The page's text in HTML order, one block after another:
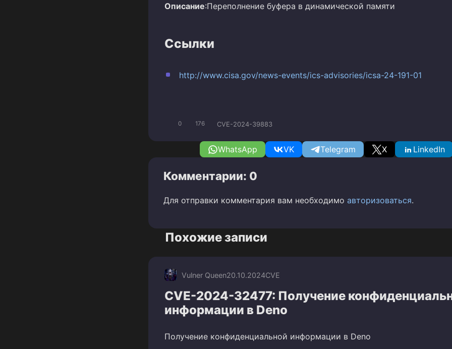
Описание:Переполнение буфера в динамической памяти
Ссылки
http://www.cisa.gov/news-events/ics-advisories/icsa-24-191-01
0 176 CVE-2024-39883
WhatsApp VK Telegram X LinkedIn
Комментарии: 0
Для отправки комментария вам необходимо авторизоваться.
Похожие записи
Vulner Queen20.10.2024CVE
CVE-2024-32477: Получение
информации в Deno
Получение конфиденциальной информации в Deno